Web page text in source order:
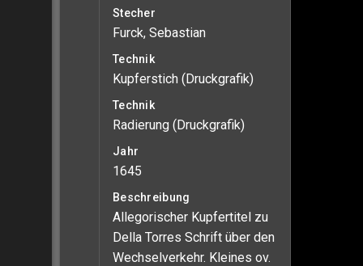
Stecher
Furck, Sebastian
Technik
Kupferstich (Druckgrafik)
Technik
Radierung (Druckgrafik)
Jahr
1645
Beschreibung
Allegorischer Kupfertitel zu
Della Torres Schrift über den
Wechselverkehr. Kleines ov.